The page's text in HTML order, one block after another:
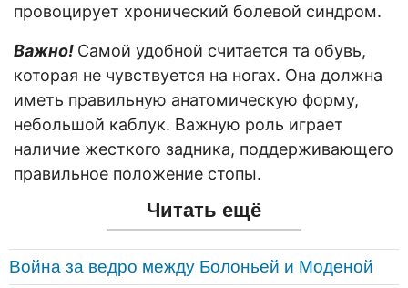
провоцирует хронический болевой синдром.
Важно! Самой удобной считается та обувь,
которая не чувствуется на ногах. Она должна
иметь правильную анатомическую форму,
небольшой каблук. Важную роль играет
наличие жесткого задника, поддерживающего
правильное положение стопы.
Читать ещё
Война за ведро между Болоньей и Моденой